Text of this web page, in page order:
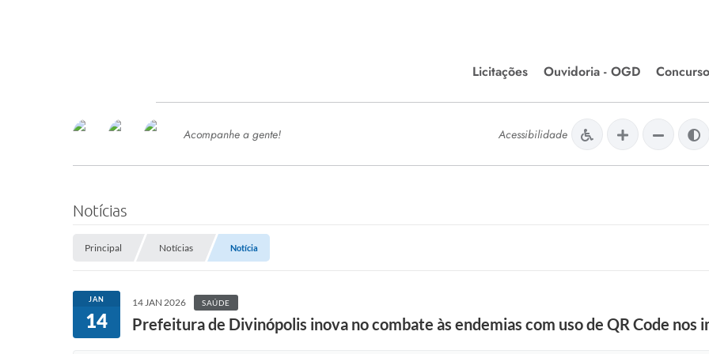
Licitações
Editais de Licitações
Chamamentos Públicos
Ouvidoria - OGD
SERVIÇOS
SEMED
Processo de Contratação -
Concursos e Processos Seletivos
Esporte
Meio Ambiente
Diário Oficial
Acompanhe a gente! Acessibilidade
Notícias
Principal Notícias Notícia
JAN
14
14 JAN 2026 SAÚDE
Prefeitura de Divinópolis inova no combate às endemias com uso de QR Code nos